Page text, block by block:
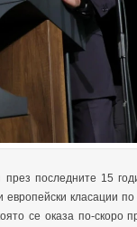
последните 15
класации
се оказа по-скоро